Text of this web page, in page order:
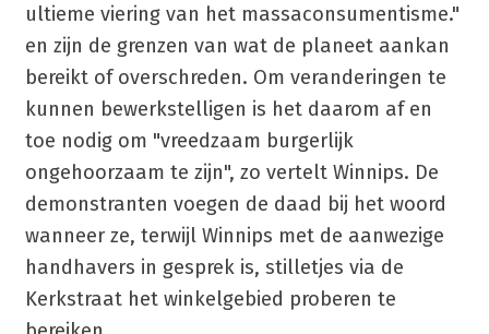
ultieme viering van het massaconsumentisme."
en zijn de grenzen van wat de planeet aankan
bereikt of overschreden. Om veranderingen te
kunnen bewerkstelligen is het daarom af en
toe nodig om "vreedzaam burgerlijk
ongehoorzaam te zijn", zo vertelt Winnips. De
demonstranten voegen de daad bij het woord
wanneer ze, terwijl Winnips met de aanwezige
handhavers in gesprek is, stilletjes via de
Kerkstraat het winkelgebied proberen te